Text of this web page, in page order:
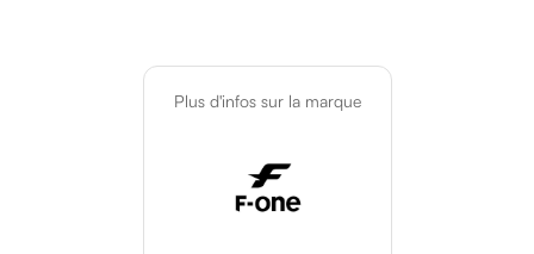
Plus d'infos sur la marque